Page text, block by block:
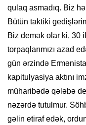
qulaq asmadıq. Biz
Bütün taktiki
Biz demək olar ki, 30
torpaqlarımızı azad
gün ərzində
kapitulyasiya aktını
müharibədə qələbə
nəzərdə tutulmur.
gəlin etiraf edək,